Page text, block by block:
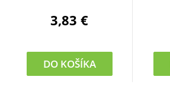
3,83 €
DO KOŠÍKA